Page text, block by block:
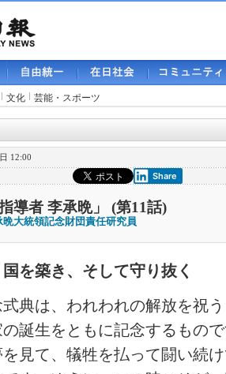
文化 芸能・スポーツ
12:00
Share
導者 李承晩」 (第11話)
大統領記念財団責任研究員
を築き、そして守り抜く
典は、われわれの解放を祝
の誕生をともに記念するもの
を見て、犠牲を払って闘い続